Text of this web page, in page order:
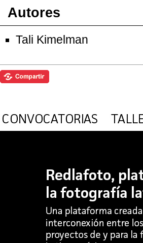
Autores
Tali Kimelman